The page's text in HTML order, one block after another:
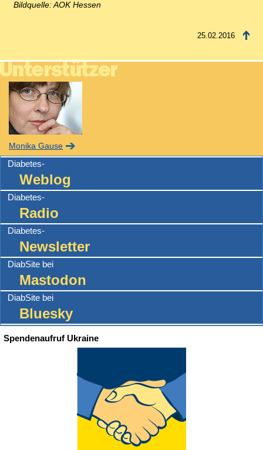
Bildquelle: AOK Hessen
25.02.2016
Monika Gause
Diabetes-
Weblog
Diabetes-
Radio
Diabetes-
Newsletter
DiabSite bei
Mastodon
DiabSite bei
Bluesky
Spendenaufruf Ukraine